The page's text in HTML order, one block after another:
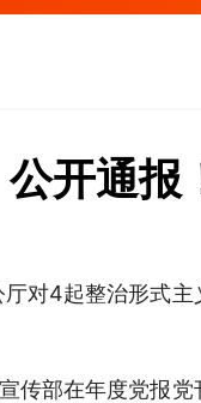
开通报
对4起整治形式主
传部在年度党报党